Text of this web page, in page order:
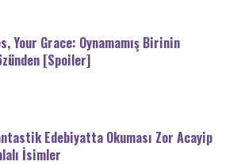
Your Grace: Oynamamış Birinin
[Spoiler]
Edebiyatta Okuması Zor Acayip
İsimler